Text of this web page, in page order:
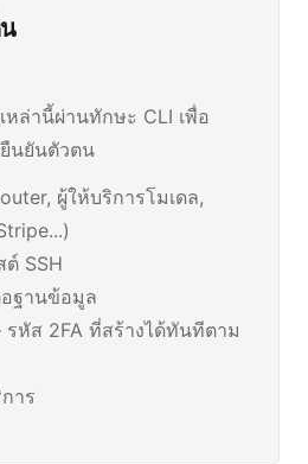
หล่านี้ผ่านทักษะ CLI เพื่อ
นยันตัวตน
ผู้ให้บริการโมเดล,
SSH
ฐานข้อมูล
รหัส 2FA ที่สร้างได้ทันทีตาม
าร